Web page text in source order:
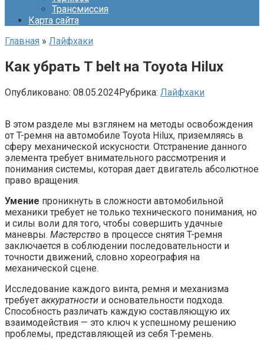
Трансмиссия
Карта сайта
Главная » Лайфхаки
Как убрать T belt на Toyota Hilux
Опубликовано: 08.05.2024Рубрика: Лайфхаки
В этом разделе мы взглянем на методы освобождения
от T-ремня на автомобиле Toyota Hilux, приземляясь в
сферу механической искусности. Отстранение данного
элемента требует внимательного рассмотрения и
понимания системы, которая дает двигатель абсолютное
право вращения.
Умение проникнуть в сложности автомобильной
механики требует не только технического понимания, но
и силы воли для того, чтобы совершить удачные
маневры. Мастерство в процессе снятия T-ремня
заключается в соблюдении последовательности и
точности движений, словно хореография на
механической сцене.
Исследование каждого винта, ремня и механизма
требует аккуратности и основательности подхода.
Способность различать каждую составляющую их
взаимодействия — это ключ к успешному решению
проблемы, представляющей из себя T-ремень.